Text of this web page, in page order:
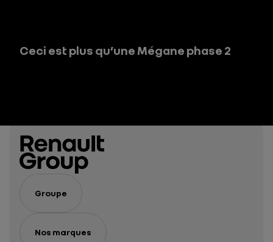
Ceci est plus qu’une Mégane phase 2
Groupe
Nos marques